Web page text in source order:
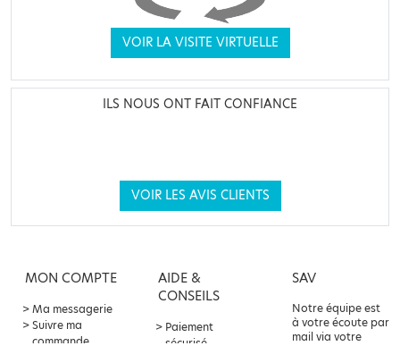
VOIR LA VISITE VIRTUELLE
ILS NOUS ONT FAIT CONFIANCE
VOIR LES AVIS CLIENTS
MON COMPTE
Ma messagerie
Suivre ma
commande
AIDE &
CONSEILS
Paiement
SAV
Notre équipe est
à votre écoute par
mail via votre